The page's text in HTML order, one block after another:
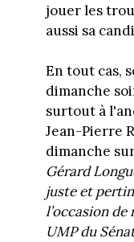
jouer les
aussi sa
En tout cas,
dimanche
surtout à
Jean-Pierre
dimanche
Gérard
juste et
l’occasion
UMP du